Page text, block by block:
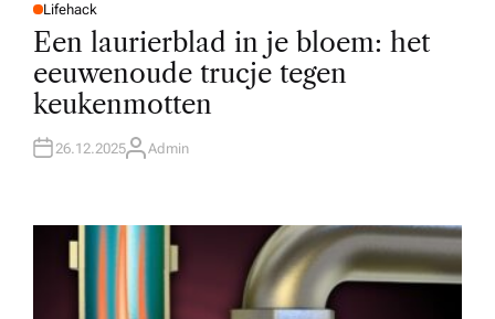
P
O
E
D
N
Lifehack
Een laurierblad in je bloem: het
eeuwenoude trucje tegen
keukenmotten
26.12.2025A
R
Admin